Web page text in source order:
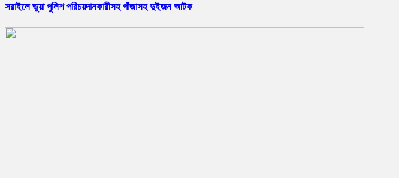
সরাইলে ভুয়া পুলিশ পরিচয়দানকারীসহ গাঁজাসহ দুইজন আটক